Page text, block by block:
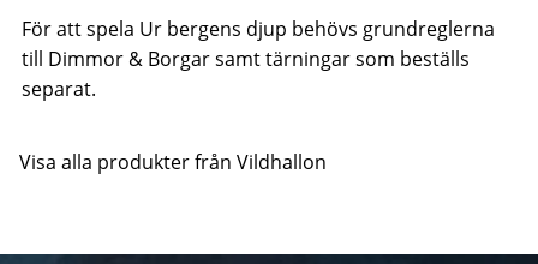
För att spela Ur bergens djup behövs grundreglerna
till Dimmor & Borgar samt tärningar som beställs
separat.
Visa alla produkter från Vildhallon